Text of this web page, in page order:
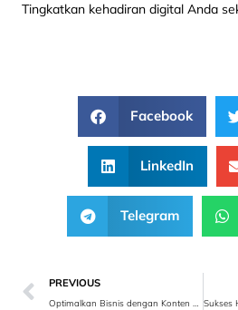
Tingkatkan kehadiran digital Anda
Facebook
LinkedIn
Telegram
PREVIOUS